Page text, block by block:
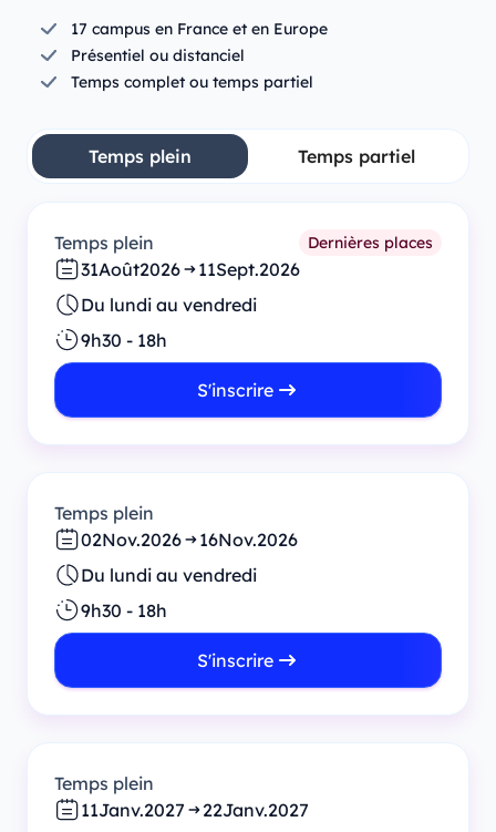
17 campus en France et en Europe
Présentiel ou distanciel
Temps complet ou temps partiel
Temps plein Temps partiel
Temps plein Dernières places
31Août2026 11Sept.2026
Du lundi au vendredi
9h30 - 18h
S'inscrire
Temps plein
02Nov.2026 16Nov.2026
Du lundi au vendredi
9h30 - 18h
S'inscrire
Temps plein
11Janv.2027 22Janv.2027